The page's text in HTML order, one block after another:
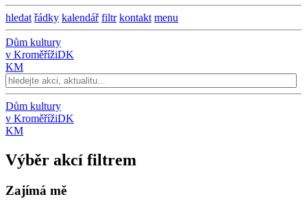
hledat řádky kalendář filtr kontakt menu
Dům kultury
v KroměřížiDK
KM
Dům kultury
v KroměřížiDK
KM
Výběr akcí filtrem
Zajímá mě